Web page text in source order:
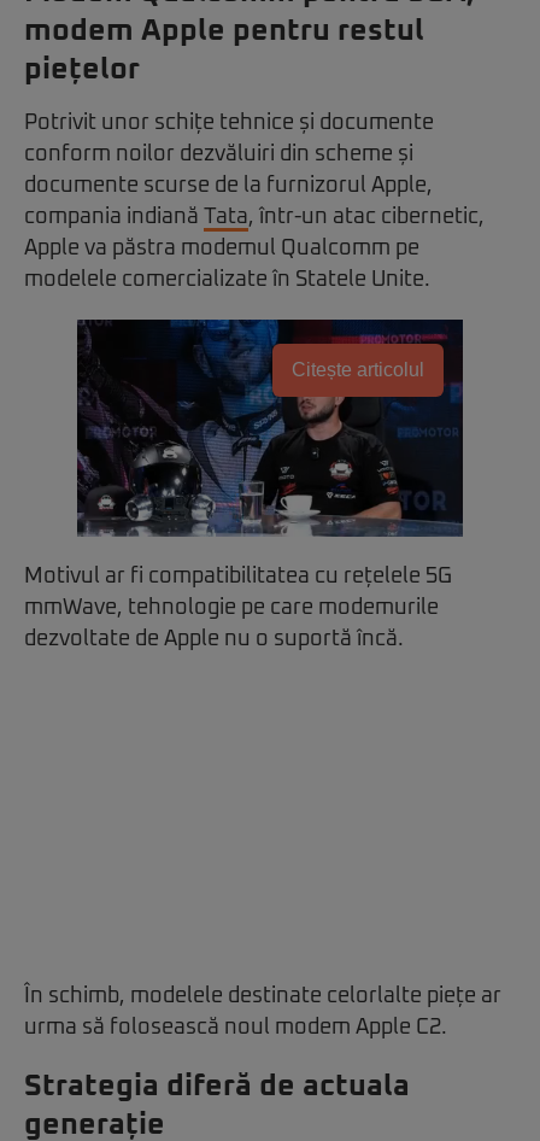
modem Apple pentru restul
piețelor
Potrivit unor schițe tehnice și documente
conform noilor dezvăluiri din scheme și
documente scurse de la furnizorul Apple,
compania indiană
Tata, într-un atac cibernetic,
Apple va păstra modemul Qualcomm pe
modelele comercializate în Statele Unite.
Citește articolul
Motivul ar fi compatibilitatea cu rețelele 5G
mmWave, tehnologie pe care modemurile
dezvoltate de Apple nu o suportă încă.
În schimb, modelele destinate celorlalte piețe ar
urma să folosească noul modem Apple C2.
Strategia diferă de actuala
generație